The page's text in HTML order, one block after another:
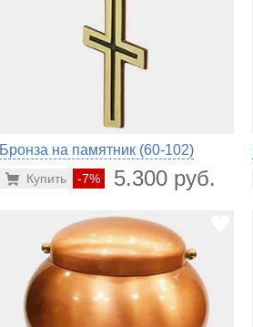
Бронза на памятник (60-102)
-7% 5.300 руб.
Купить